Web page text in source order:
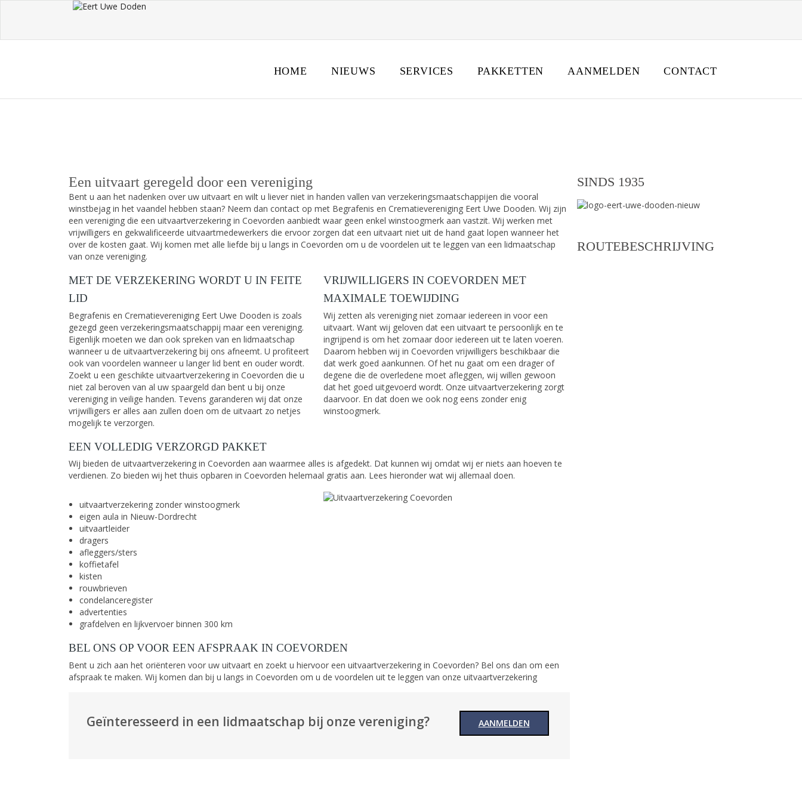
HOME NIEUWS SERVICES PAKKETTEN AANMELDEN CONTACT
Een uitvaart geregeld door een vereniging
Bent u aan het nadenken over uw uitvaart en wilt u liever niet in handen vallen van verzekeringsmaatschappijen die vooral
winstbejag in het vaandel hebben staan? Neem dan contact op met Begrafenis en Crematievereniging Eert Uwe Dooden. Wij zijn
een vereniging die een uitvaartverzekering in Coevorden aanbiedt waar geen enkel winstoogmerk aan vastzit. Wij werken met
vrijwilligers en gekwalificeerde uitvaartmedewerkers die ervoor zorgen dat een uitvaart niet uit de hand gaat lopen wanneer het
over de kosten gaat. Wij komen met alle liefde bij u langs in Coevorden om u de voordelen uit te leggen van een lidmaatschap
van onze vereniging.
MET DE VERZEKERING WORDT U IN FEITE
LID
Begrafenis en Crematievereniging Eert Uwe Dooden is zoals
gezegd geen verzekeringsmaatschappij maar een vereniging.
Eigenlijk moeten we dan ook spreken van en lidmaatschap
wanneer u de uitvaartverzekering bij ons afneemt. U profiteert
ook van voordelen wanneer u langer lid bent en ouder wordt.
Zoekt u een geschikte uitvaartverzekering in Coevorden die u
niet zal beroven van al uw spaargeld dan bent u bij onze
vereniging in veilige handen. Tevens garanderen wij dat onze
vrijwilligers er alles aan zullen doen om de uitvaart zo netjes
mogelijk te verzorgen.
VRIJWILLIGERS IN COEVORDEN MET
MAXIMALE TOEWIJDING
Wij zetten als vereniging niet zomaar iedereen in voor een
uitvaart. Want wij geloven dat een uitvaart te persoonlijk en te
ingrijpend is om het zomaar door iedereen uit te laten voeren.
Daarom hebben wij in Coevorden vrijwilligers beschikbaar die
dat werk goed aankunnen. Of het nu gaat om een drager of
degene die de overledene moet afleggen, wij willen gewoon
dat het goed uitgevoerd wordt. Onze uitvaartverzekering zorgt
daarvoor. En dat doen we ook nog eens zonder enig
winstoogmerk.
EEN VOLLEDIG VERZORGD PAKKET
Wij bieden de uitvaartverzekering in Coevorden aan waarmee alles is afgedekt. Dat kunnen wij omdat wij er niets aan hoeven te
verdienen. Zo bieden wij het thuis opbaren in Coevorden helemaal gratis aan. Lees hieronder wat wij allemaal doen.
uitvaartverzekering zonder winstoogmerk
eigen aula in Nieuw-Dordrecht
uitvaartleider
dragers
afleggers/sters
koffietafel
kisten
rouwbrieven
condelanceregister
advertenties
grafdelven en lijkvervoer binnen 300 km
BEL ONS OP VOOR EEN AFSPRAAK IN COEVORDEN
Bent u zich aan het oriënteren voor uw uitvaart en zoekt u hiervoor een uitvaartverzekering in Coevorden? Bel ons dan om een
afspraak te maken. Wij komen dan bij u langs in Coevorden om u de voordelen uit te leggen van onze uitvaartverzekering
Geïnteresseerd in een lidmaatschap bij onze vereniging? AANMELDEN
SINDS 1935
ROUTEBESCHRIJVING